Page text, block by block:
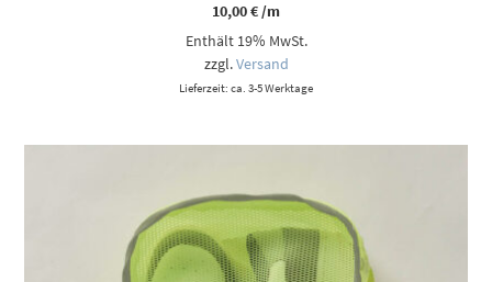
10,00€/m
Enthält 19% MwSt.
zzgl.Versand
Lieferzeit: ca. 3-5 Werktage